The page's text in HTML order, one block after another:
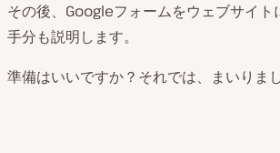
その後、Googleフォームをウェブサイト
手分も説明します。
準備はいいですか？それでは、まいりまし